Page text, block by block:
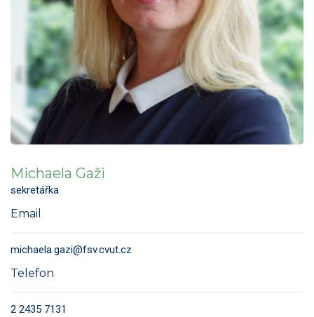
Michaela Gaži
sekretářka
Email
michaela.gazi@fsv.cvut.cz
Telefon
2 2435 7131